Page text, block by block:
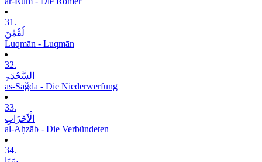
31.
لُقْمٰنَ
Luqmān - Luqmān
32.
السَّجْدَۃِ
as-Saǧda - Die Niederwerfung
33.
الْاَحْزَابِ
al-Aḥzāb - Die Verbündeten
34.